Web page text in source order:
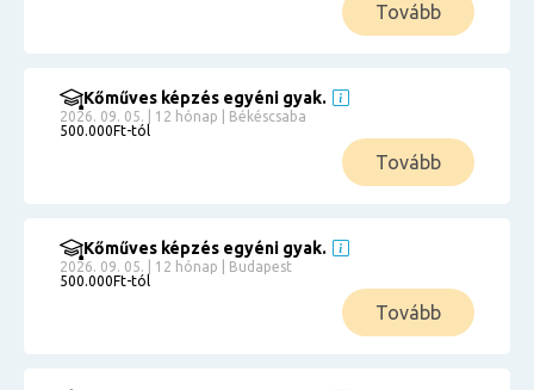
Tovább
Kőműves képzés egyéni gyak.
2026. 09. 05. | 12 hónap | Békéscsaba
500.000Ft-tól
Tovább
Kőműves képzés egyéni gyak.
2026. 09. 05. | 12 hónap | Budapest
500.000Ft-tól
Tovább